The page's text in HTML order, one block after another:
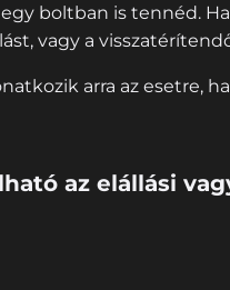
boltban is tennéd.
vagy a
arra az esetre,
az elállási